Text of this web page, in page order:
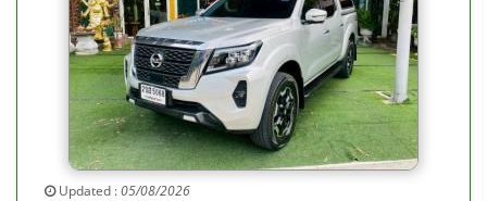
Updated :05/08/2026